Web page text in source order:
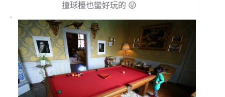
撞球檯也蠻好玩的 😛
.